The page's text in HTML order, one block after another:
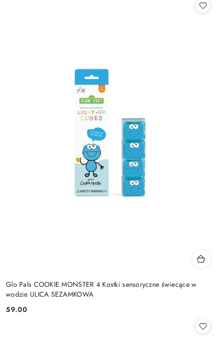
Glo Pals COOKIE MONSTER 4 Kostki sensoryczne świecące w
wodzie ULICA SEZAMKOWA
Cena:
59.00